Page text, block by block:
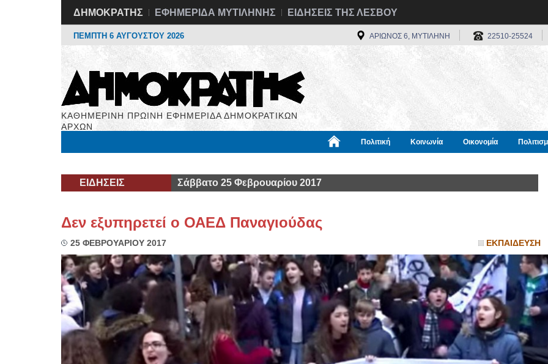
ΔΗΜΟΚΡΑΤΗΣ ΕΦΗΜΕΡΙΔΑ ΜΥΤΙΛΗΝΗΣ ΕΙΔΗΣΕΙΣ ΤΗΣ ΛΕΣΒΟΥ
ΠΕΜΠΤΗ 6 ΑΥΓΟΥΣΤΟΥ 2026 ΑΡΙΩΝΟΣ 6, ΜΥΤΙΛΗΝΗ 22510-25524
ΚΑΘΗΜΕΡΙΝΗ ΠΡΩΙΝΗ ΕΦΗΜΕΡΙΔΑ ΔΗΜΟΚΡΑΤΙΚΩΝ
ΑΡΧΩΝ
Πολιτική Κοινωνία Οικονομία
ΕΙΔΗΣΕΙΣ Σάββατο 25 Φεβρουαρίου 2017
Δεν εξυπηρετεί ο ΟΑΕΔ Παναγιούδας
25 ΦΕΒΡΟΥΑΡΙΟΥ 2017 ΕΚΠΑΙΔΕΥΣΗ